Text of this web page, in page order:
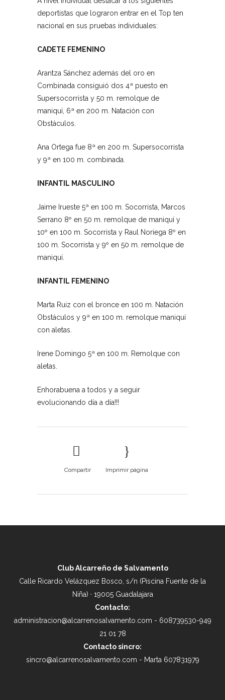
deportistas que lograron entrar en el Top ten
nacional en sus pruebas individuales:
CADETE FEMENINO
Arantza Sánchez además del oro en
Combinada consiguió dos 4ª puesto en
Supersocorrista y 50 m. remolque de
maniquí, 6ª en 200 m. Natación con
Obstáculos.
Ana Ortega fue 8ª en 200 m. Supersocorrista
y 9ª en 100 m. combinada.
INFANTIL MASCULINO
Jaime Irueste 5ª en 100 m. Socorrista, Marcos
Serrano 8º en 50 m. remolque de maniquí y
10º en 100 m. Socorrista y Raul Noriega 8º en
100 m. Socorrista y 9º en 50 m. remolque de
maniquí.
INFANTIL FEMENINO
Marta Ruiz con el bronce en 100 m. Natación
Obstáculos y 9ª en 100 m. remolque maniquí
con aletas.
Irene Domingo 5ª en 100 m. Remolque con
aletas.
Enhorabuena a todos y a seguir
evolucionando día a día!!!
Compartir Imprimir página
Club Alcarreño de Salvamento
Calle Ricardo Velázquez Bosco, s/n (Piscina Fuente de la
Niña) · 19005 Guadalajara
Contacto:
administracion@alcarrenosalvamento.com - 608739530-949
21 01 78
Contacto sincro:
sincro@alcarrenosalvamento.com - Marta 607831979